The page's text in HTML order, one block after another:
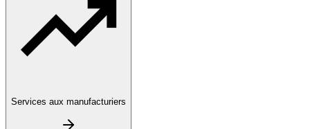
Services aux manufacturiers